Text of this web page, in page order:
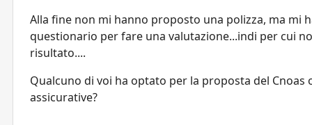
Alla fine non mi hanno proposto una polizza, ma mi
questionario per fare una valutazione...indi per cui
risultato....
Qualcuno di voi ha optato per la proposta del
assicurative?